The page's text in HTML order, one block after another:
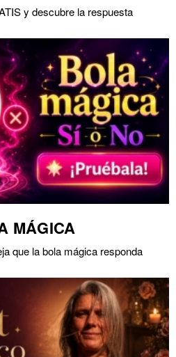
y descubre la respuesta
MÁGICA
que la bola mágica responda